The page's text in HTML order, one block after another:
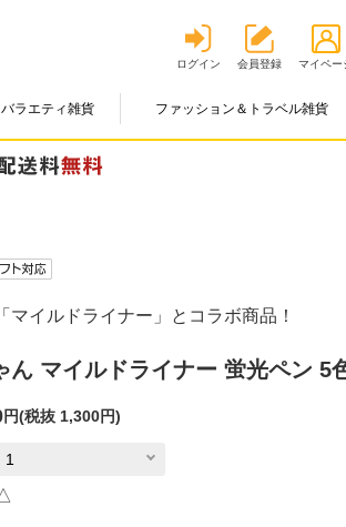
ログイン 会員登録 マイペー
ラエティ雑貨 ファッション＆トラベル雑貨
マイルドライナー」とコラボ商品！
ん マイルドライナー 蛍光ペン 5
円(税抜 1,300円)